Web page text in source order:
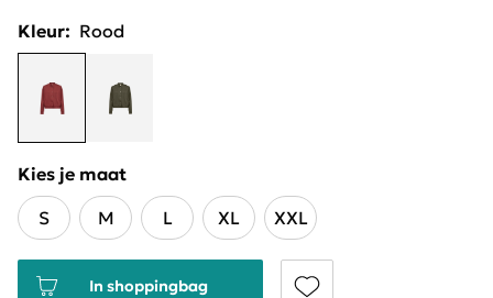
Kleur: Rood
Kies je maat
S
M L XL XXL
In shoppingbag